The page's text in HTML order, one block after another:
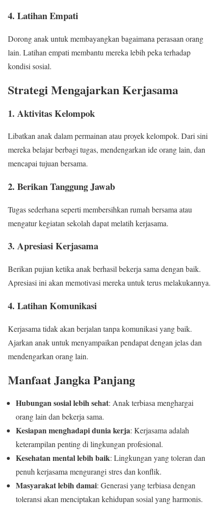
4. Latihan Empati
Dorong anak untuk membayangkan bagaimana perasaan orang
lain. Latihan empati membantu mereka lebih peka terhadap
kondisi sosial.
Strategi Mengajarkan Kerjasama
1. Aktivitas Kelompok
Libatkan anak dalam permainan atau proyek kelompok. Dari sini
mereka belajar berbagi tugas, mendengarkan ide orang lain, dan
mencapai tujuan bersama.
2. Berikan Tanggung Jawab
Tugas sederhana seperti membersihkan rumah bersama atau
mengatur kegiatan sekolah dapat melatih kerjasama.
3. Apresiasi Kerjasama
Berikan pujian ketika anak berhasil bekerja sama dengan baik.
Apresiasi ini akan memotivasi mereka untuk terus melakukannya.
4. Latihan Komunikasi
Kerjasama tidak akan berjalan tanpa komunikasi yang baik.
Ajarkan anak untuk menyampaikan pendapat dengan jelas dan
mendengarkan orang lain.
Manfaat Jangka Panjang
Hubungan sosial lebih sehat: Anak terbiasa menghargai
orang lain dan bekerja sama.
Kesiapan menghadapi dunia kerja: Kerjasama adalah
keterampilan penting di lingkungan profesional.
Kesehatan mental lebih baik: Lingkungan yang toleran dan
penuh kerjasama mengurangi stres dan konflik.
Masyarakat lebih damai: Generasi yang terbiasa dengan
toleransi akan menciptakan kehidupan sosial yang harmonis.